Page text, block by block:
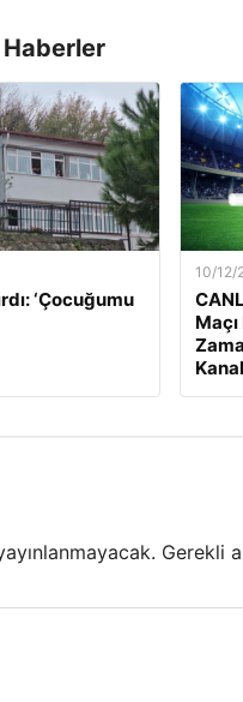
‘Çocuğumu
10/12/
Gerekli